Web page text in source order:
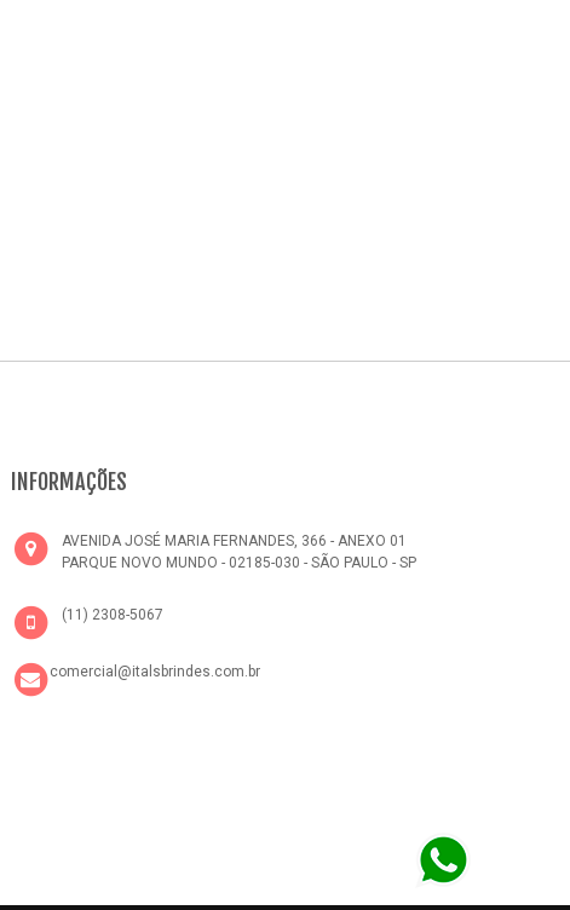
INFORMAÇÕES
AVENIDA JOSÉ MARIA FERNANDES, 366 - ANEXO 01
PARQUE NOVO MUNDO - 02185-030 - SÃO PAULO - SP
(11) 2308-5067
comercial@italsbrindes.com.br